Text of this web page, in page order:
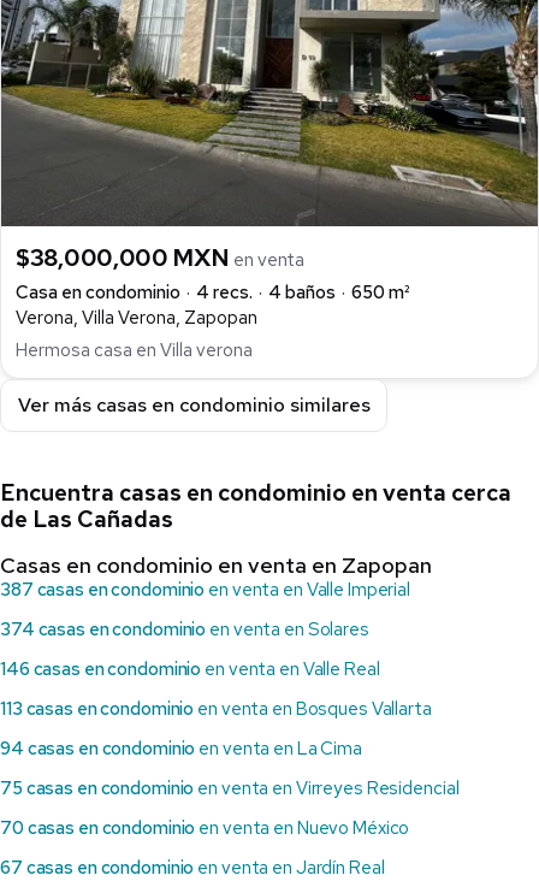
$38,000,000 MXN en venta
Casa en condominio
4 recs. 4 baños
650 m²
Verona, Villa Verona, Zapopan
Hermosa casa en Villa verona
Ver más casas en condominio similares
Encuentra casas en condominio en venta cerca
de Las Cañadas
Casas en condominio en venta en Zapopan
387 casas en condominio en venta en Valle Imperial
374 casas en condominio en venta en Solares
146 casas en condominio en venta en Valle Real
113 casas en condominio en venta en Bosques Vallarta
94 casas en condominio en venta en La Cima
75 casas en condominio en venta en Virreyes Residencial
70 casas en condominio en venta en Nuevo México
67 casas en condominio en venta en Jardín Real